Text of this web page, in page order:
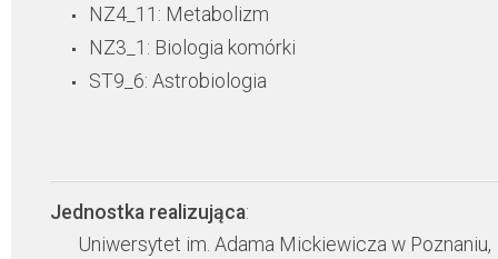
NZ4_11: Metabolizm
NZ3_1: Biologia komórki
ST9_6: Astrobiologia
Jednostka realizująca:
Uniwersytet im. Adama Mickiewicza w Poznaniu,